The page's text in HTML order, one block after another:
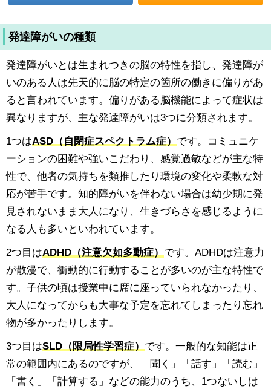
発達障がいの種類
発達障がいとは生まれつきの脳の特性を指し、発達障が
いのある人は先天的に脳の特定の箇所の働きに偏りがあ
ると言われています。偏りがある脳機能によって症状は
異なりますが、主な発達障がいは3つに分類されます。
1つはASD（自閉症スペクトラム症） です。コミュニケ
ーションの困難や強いこだわり、感覚過敏などが主な特
性で、他者の気持ちを類推したり環境の変化や柔軟な対
応が苦手です。知的障がいを伴わない場合は幼少期に発
見されないまま大人になり、生きづらさを感じるように
なる人も多いといわれています。
2つ目はADHD（注意欠如多動症）です。ADHDは注意力
が散漫で、衝動的に行動することが多いのが主な特性で
す。子供の頃は授業中に席に座っていられなかったり、
大人になってからも大事な予定を忘れてしまったり忘れ
物が多かったりします。
3つ目はSLD（限局性学習症） です。一般的な知能は正
常の範囲内にあるのですが、「聞く」「話す」「読む」
「書く」「計算する」などの能力のうち、1つないしは